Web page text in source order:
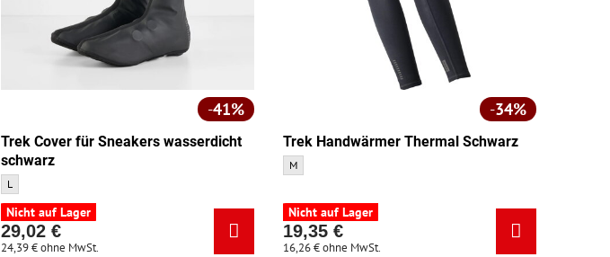
41%
Trek Cover für Sneakers wasserdicht
schwarz
Trek Cover für Sneakers wasserdicht schwarz - Größe:
L
Nicht auf Lager
29,02 €
24,39 €ohne MwSt.
34%
Trek Handwärmer Thermal Schwarz
Trek Handwärmer Thermal Schwarz - Größe:
M
Nicht auf Lager
19,35 €
16,26 €ohne MwSt.